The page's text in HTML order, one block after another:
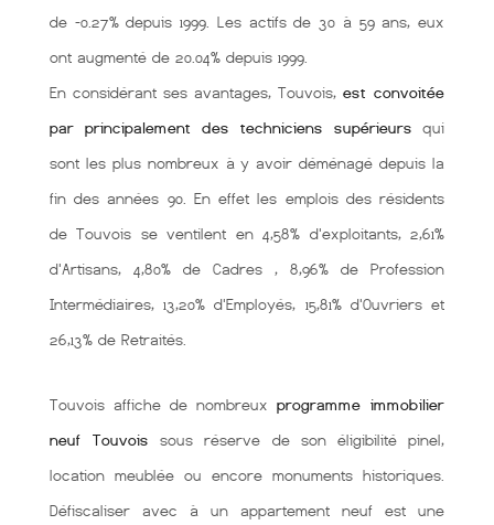
de -0.27% depuis 1999. Les actifs de 30 à 59 ans, eux
ont augmenté de 20.04% depuis 1999.
En considérant ses avantages, Touvois, est convoitée
par principalement des techniciens supérieurs qui
sont les plus nombreux à y avoir déménagé depuis la
fin des années 90. En effet les emplois des résidents
de Touvois se ventilent en 4,58% d'exploitants, 2,61%
d'Artisans, 4,80% de Cadres , 8,96% de Profession
Intermédiaires, 13,20% d'Employés, 15,81% d'Ouvriers et
26,13% de Retraités.
Touvois affiche de nombreux programme immobilier
neuf Touvois sous réserve de son éligibilité pinel,
location meublée ou encore monuments historiques.
Défiscaliser avec à un appartement neuf est une